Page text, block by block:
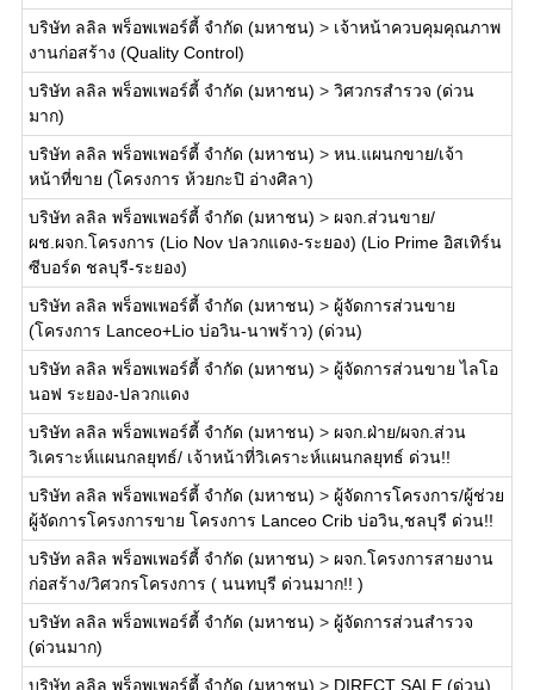
บริษัท ลลิล พร็อพเพอร์ตี้ จำกัด (มหาชน) > เจ้าหน้าควบคุมคุณภาพ
งานก่อสร้าง (Quality Control)
บริษัท ลลิล พร็อพเพอร์ตี้ จำกัด (มหาชน) > วิศวกรสำรวจ (ด่วน
มาก)
บริษัท ลลิล พร็อพเพอร์ตี้ จำกัด (มหาชน) > หน.แผนกขาย/เจ้า
หน้าที่ขาย (โครงการ ห้วยกะปิ อ่างศิลา)
บริษัท ลลิล พร็อพเพอร์ตี้ จำกัด (มหาชน) > ผจก.ส่วนขาย/
ผช.ผจก.โครงการ (Lio Nov ปลวกแดง-ระยอง) (Lio Prime อิสเทิร์น
ซีบอร์ด ชลบุรี-ระยอง)
บริษัท ลลิล พร็อพเพอร์ตี้ จำกัด (มหาชน) > ผู้จัดการส่วนขาย
(โครงการ Lanceo+Lio บ่อวิน-นาพร้าว) (ด่วน)
บริษัท ลลิล พร็อพเพอร์ตี้ จำกัด (มหาชน) > ผู้จัดการส่วนขาย ไลโอ
นอฟ ระยอง-ปลวกแดง
บริษัท ลลิล พร็อพเพอร์ตี้ จำกัด (มหาชน) > ผจก.ฝ่าย/ผจก.ส่วน
วิเคราะห์แผนกลยุทธ์/ เจ้าหน้าที่วิเคราะห์แผนกลยุทธ์ ด่วน!!
บริษัท ลลิล พร็อพเพอร์ตี้ จำกัด (มหาชน) > ผู้จัดการโครงการ/ผู้ช่วย
ผู้จัดการโครงการขาย โครงการ Lanceo Crib บ่อวิน,ชลบุรี ด่วน!!
บริษัท ลลิล พร็อพเพอร์ตี้ จำกัด (มหาชน) > ผจก.โครงการสายงาน
ก่อสร้าง/วิศวกรโครงการ ( นนทบุรี ด่วนมาก!! )
บริษัท ลลิล พร็อพเพอร์ตี้ จำกัด (มหาชน) > ผู้จัดการส่วนสำรวจ
(ด่วนมาก)
บริษัท ลลิล พร็อพเพอร์ตี้ จำกัด (มหาชน) > DIRECT SALE (ด่วน)